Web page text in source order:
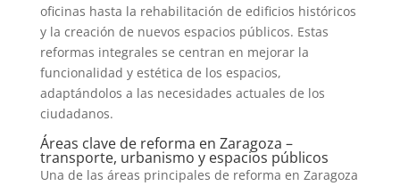
oficinas hasta la rehabilitación de edificios históricos
y la creación de nuevos espacios públicos. Estas
reformas integrales se centran en mejorar la
funcionalidad y estética de los espacios,
adaptándolos a las necesidades actuales de los
ciudadanos.
Áreas clave de reforma en Zaragoza –
transporte, urbanismo y espacios públicos
Una de las áreas principales de reforma en Zaragoza